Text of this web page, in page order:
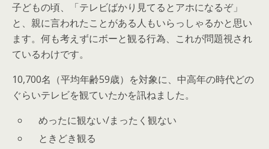
子どもの頃、「テレビばかり見てるとアホになるぞ」
と、親に言われたことがある人もいらっしゃるかと思い
ます。何も考えずにボーと観る行為、これが問題視され
ているわけです。
10,700名（平均年齢59歳）を対象に、中高年の時代どの
ぐらいテレビを観ていたかを訊ねました。
めったに観ない/まったく観ない
ときどき観る